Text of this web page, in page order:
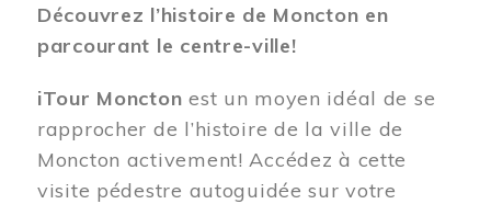
Découvrez l’histoire de Moncton en
parcourant le centre-ville!
iTour Moncton est un moyen idéal de se
rapprocher de l’histoire de la ville de
Moncton activement! Accédez à cette
visite pédestre autoguidée sur votre